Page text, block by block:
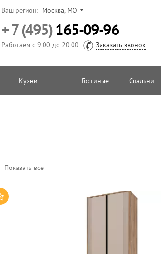
Ваш регион: Москва, МО
+ 7 (495)165-09-96
Работаем с 9:00 до 20:00 Заказать звонок
Кухни Гостиные Спальни
Показать все